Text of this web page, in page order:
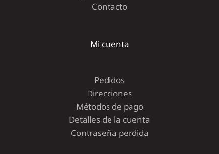
Contacto
Mi cuenta
Pedidos
Direcciones
Métodos de pago
Detalles de la cuenta
Contraseña perdida